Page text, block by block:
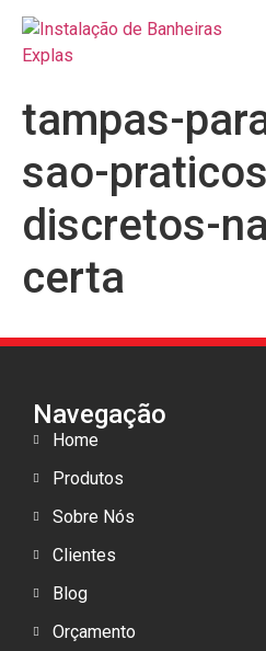
tampas-
sao-
discretos-
certa
Navegação
Home
Produtos
Sobre Nós
Clientes
Blog
Orçamento